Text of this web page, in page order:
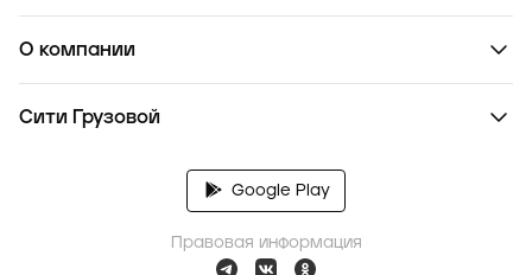
О компании
Сити Грузовой
Google Play
Правовая информация